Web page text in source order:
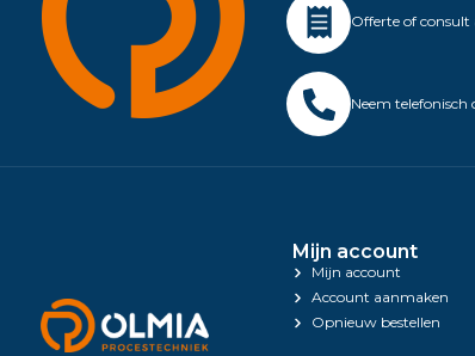
Offerte of consult
Neem telefonisch
Mijn account
Mijn account
Account aanmaken
Opnieuw bestellen